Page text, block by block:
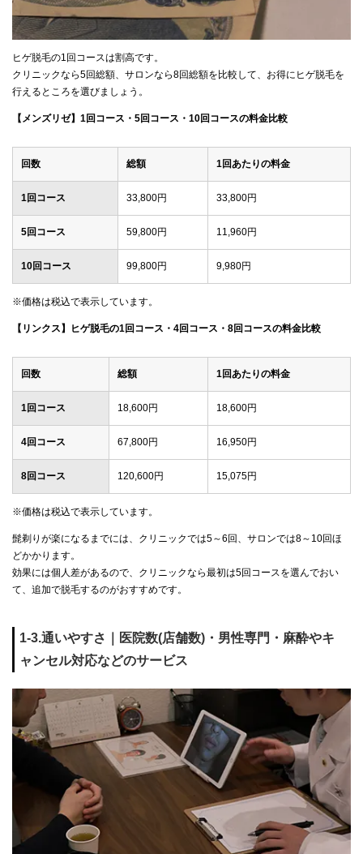
ヒゲ脱毛の1回コースは割高です。
クリニックなら5回総額、サロンなら8回総額を比較して、お得にヒゲ脱毛を
行えるところを選びましょう。
【メンズリゼ】1回コース・5回コース・10回コースの料金比較
回数 総額 1回あたりの料金
1回コース 33,800円 33,800円
5回コース 59,800円 11,960円
10回コース 99,800円 9,980円
※価格は税込で表示しています。
【リンクス】ヒゲ脱毛の1回コース・4回コース・8回コースの料金比較
回数 総額 1回あたりの料金
1回コース 18,600円 18,600円
4回コース 67,800円 16,950円
8回コース 120,600円 15,075円
※価格は税込で表示しています。
髭剃りが楽になるまでには、クリニックでは5～6回、サロンでは8～10回ほ
どかかります。
効果には個人差があるので、クリニックなら最初は5回コースを選んでおい
て、追加で脱毛するのがおすすめです。
1-3.通いやすさ｜医院数(店舗数)・男性専門・麻酔やキ
ャンセル対応などのサービス